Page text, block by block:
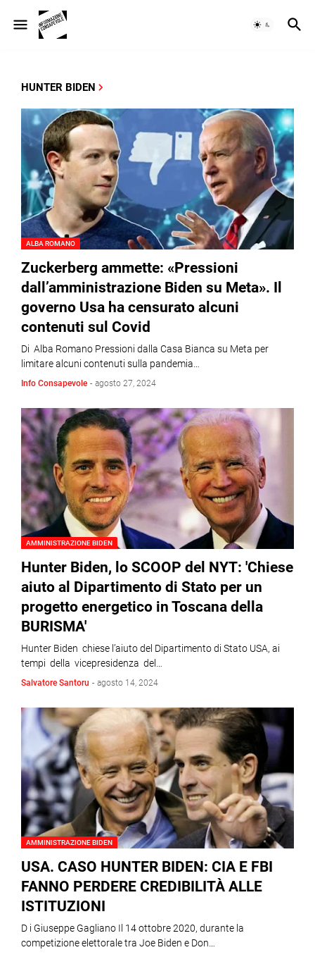
HUNTER BIDEN
ALBA ROMANO
Zuckerberg ammette: «Pressioni
dall’amministrazione Biden su Meta». Il
governo Usa ha censurato alcuni
contenuti sul Covid
Di Alba Romano Pressioni dalla Casa Bianca su Meta per
limitare alcuni contenuti sulla pandemia…
Info Consapevole - agosto 27, 2024
AMMINISTRAZIONE BIDEN
Hunter Biden, lo SCOOP del NYT: 'Chiese
aiuto al Dipartimento di Stato per un
progetto energetico in Toscana della
BURISMA'
Hunter Biden chiese l’aiuto del Dipartimento di Stato USA, ai
tempi della vicepresidenza del…
Salvatore Santoru - agosto 14, 2024
AMMINISTRAZIONE BIDEN
USA. CASO HUNTER BIDEN: CIA E FBI
FANNO PERDERE CREDIBILITÀ ALLE
ISTITUZIONI
D i Giuseppe Gagliano Il 14 ottobre 2020, durante la
competizione elettorale tra Joe Biden e Don…